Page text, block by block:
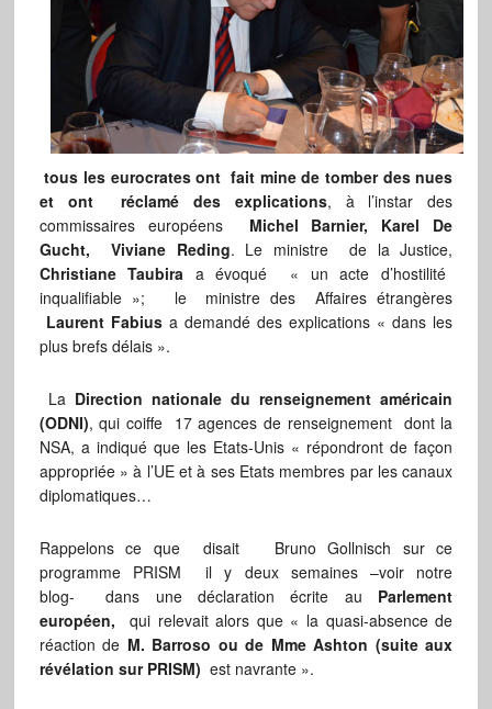
tous les eurocrates ont fait mine de tomber des nues
et ont réclamé des explications, à l’instar des
commissaires européens Michel Barnier, Karel De
Gucht, Viviane Reding. Le ministre de la Justice,
Christiane Taubira a évoqué « un acte d’hostilité
inqualifiable »; le ministre des Affaires étrangères
Laurent Fabiusa demandé des explications « dans les
plus brefs délais ».
LaDirection nationale du renseignement américain
(ODNI), qui coiffe 17 agences de renseignement dont la
NSA, a indiqué que les Etats-Unis « répondront de façon
appropriée » à l’UE et à ses Etats membres par les canaux
diplomatiques…
Rappelons ce que disait Bruno Gollnisch sur ce
programme PRISM il y deux semaines –voir notre
blog- dans une déclaration écrite au Parlement
européen,
qui relevait alors que « la quasi-absence de
réaction de M. Barroso ou de Mme Ashton (suite aux
révélation sur PRISM) est navrante ».